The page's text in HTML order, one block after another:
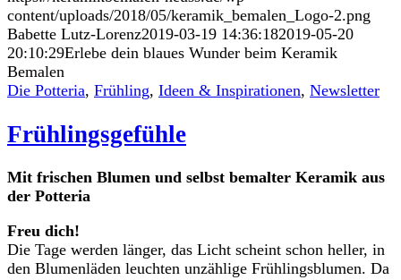
content/uploads/2018/05/keramik_bemalen_Logo-2.png
Babette Lutz-Lorenz2019-03-19 14:36:182019-05-20
20:10:29Erlebe dein blaues Wunder beim Keramik
Bemalen
Die Potteria, Frühling, Ideen & Inspirationen, Newsletter
Frühlingsgefühle
Mit frischen Blumen und selbst bemalter Keramik aus
der Potteria
Freu dich!
Die Tage werden länger, das Licht scheint schon heller, in
den Blumenläden leuchten unzählige Frühlingsblumen. Da